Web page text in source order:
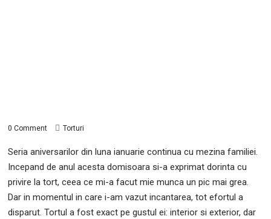
0 Comment Torturi
Seria aniversarilor din luna ianuarie continua cu mezina familiei.
Incepand de anul acesta domisoara si-a exprimat dorinta cu
privire la tort, ceea ce mi-a facut mie munca un pic mai grea.
Dar in momentul in care i-am vazut incantarea, tot efortul a
disparut. Tortul a fost exact pe gustul ei: interior si exterior, dar